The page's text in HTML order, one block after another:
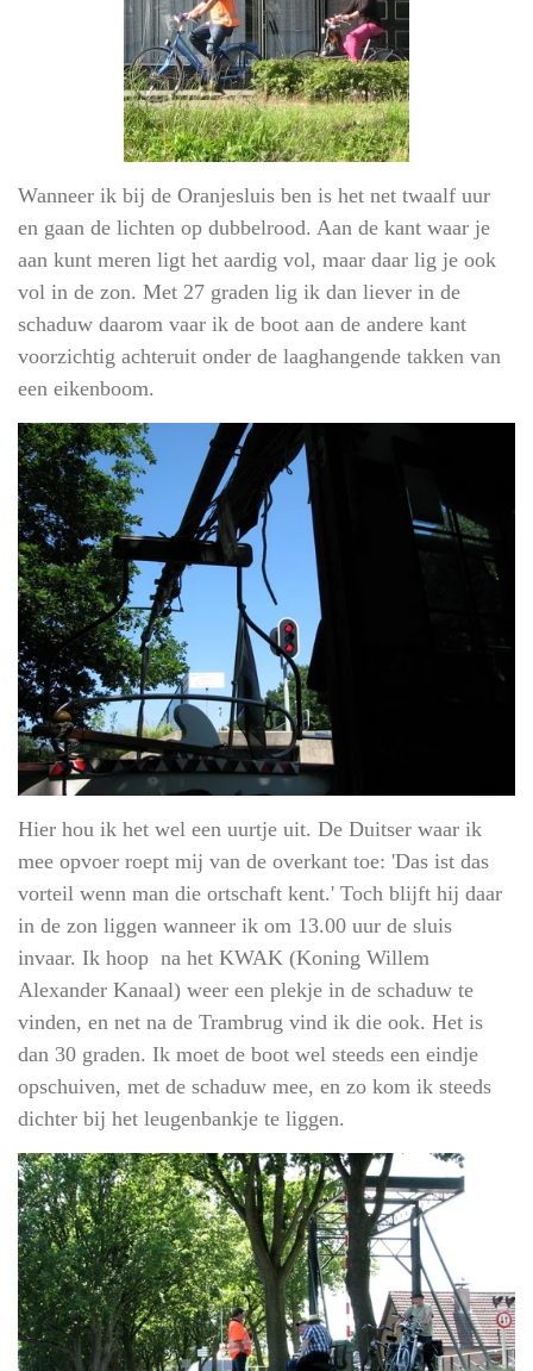
Wanneer ik bij de Oranjesluis ben is het net twaalf uur
en gaan de lichten op dubbelrood. Aan de kant waar je
aan kunt meren ligt het aardig vol, maar daar lig je ook
vol in de zon. Met 27 graden lig ik dan liever in de
schaduw daarom vaar ik de boot aan de andere kant
voorzichtig achteruit onder de laaghangende takken van
een eikenboom.
Hier hou ik het wel een uurtje uit. De Duitser waar ik
mee opvoer roept mij van de overkant toe: 'Das ist das
vorteil wenn man die ortschaft kent.' Toch blijft hij daar
in de zon liggen wanneer ik om 13.00 uur de sluis
invaar. Ik hoop na het KWAK (Koning Willem
Alexander Kanaal) weer een plekje in de schaduw te
vinden, en net na de Trambrug vind ik die ook. Het is
dan 30 graden. Ik moet de boot wel steeds een eindje
opschuiven, met de schaduw mee, en zo kom ik steeds
dichter bij het leugenbankje te liggen.